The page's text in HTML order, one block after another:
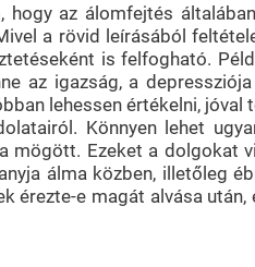
az álomfejtés
a rövid leírásából
is felfogható.
az igazság, a
lehessen értékelni,
Könnyen lehet
mögött. Ezeket a
álma közben, illetőleg
e magát alvása